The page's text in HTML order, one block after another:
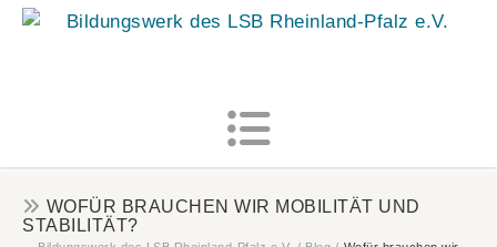
WOFÜR BRAUCHEN WIR MOBILITÄT UND
STABILITÄT?